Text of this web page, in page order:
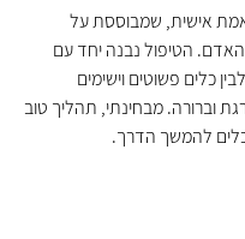
אישית, שמבוססת על
הטיפול נבנה יחד עם
כלים פשוטים וישימים
וברורה. מבחינתי, תהליך טוב
להמשך הדרך.